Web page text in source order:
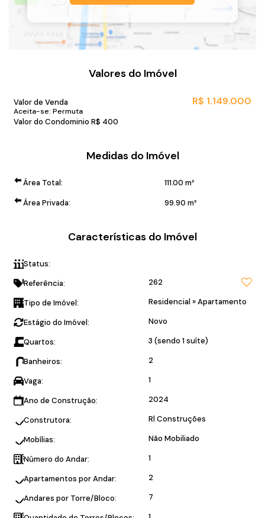
Valores do Imóvel
R$ 1.149.000
Valor de Venda
Aceita-se: Permuta
Valor do Condominio R$ 400
Medidas do Imóvel
Área Total: 111.00 m²
Área Privada:
99.90 m²
Características do Imóvel
Status:
Referência: 262
Tipo de Imóvel: Residencial »Apartamento
Estágio do Imóvel: Novo
Quartos: 3 (sendo 1 suíte)
Banheiros: 2
Vaga: 1
Ano de Construção: 2024
Construtora: Rl Construções
Mobílias: Não Mobiliado
Número do Andar: 1
Apartamentos por Andar: 2
Andares por Torre/Bloco: 7